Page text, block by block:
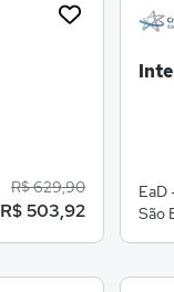
R$ 629,90
R$ 503,92
EaD
São